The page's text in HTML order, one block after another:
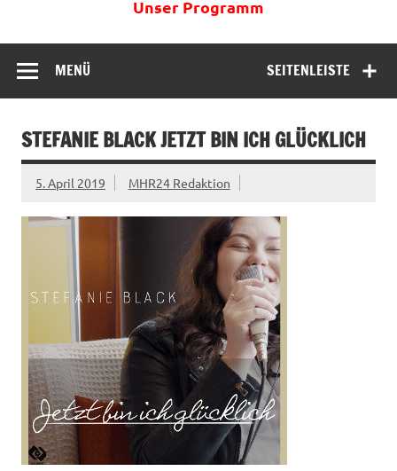
Unser Programm
SEITENLEISTE
MENÜ
STEFANIE BLACK JETZT BIN ICH GLÜCKLICH
5. April 2019 MHR24 Redaktion